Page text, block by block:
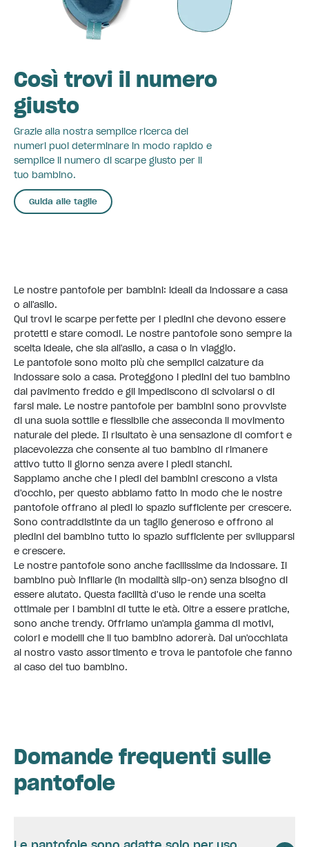
Così trovi il numero
giusto
Grazie alla nostra semplice ricerca dei
numeri puoi determinare in modo rapido e
semplice il numero di scarpe giusto per il
tuo bambino.
Guida alle taglie
Le nostre pantofole per bambini: ideali da indossare a casa
o all'asilo.
Qui trovi le scarpe perfette per i piedini che devono essere
protetti e stare comodi. Le nostre pantofole sono sempre la
scelta ideale, che sia all'asilo, a casa o in viaggio.
Le pantofole sono molto più che semplici calzature da
indossare solo a casa. Proteggono i piedini del tuo bambino
dal pavimento freddo e gli impediscono di scivolarsi o di
farsi male. Le nostre pantofole per bambini sono provviste
di una suola sottile e flessibile che asseconda il movimento
naturale del piede. Il risultato è una sensazione di comfort e
piacevolezza che consente al tuo bambino di rimanere
attivo tutto il giorno senza avere i piedi stanchi.
Sappiamo anche che i piedi dei bambini crescono a vista
d'occhio, per questo abbiamo fatto in modo che le nostre
pantofole offrano ai piedi lo spazio sufficiente per crescere.
Sono contraddistinte da un taglio generoso e offrono ai
piedini del bambino tutto lo spazio sufficiente per svilupparsi
e crescere.
Le nostre pantofole sono anche facilissime da indossare. Il
bambino può infilarle (in modalità slip-on) senza bisogno di
essere aiutato. Questa facilità d'uso le rende una scelta
ottimale per i bambini di tutte le età. Oltre a essere pratiche,
sono anche trendy. Offriamo un'ampia gamma di motivi,
colori e modelli che il tuo bambino adorerà. Dai un'occhiata
al nostro vasto assortimento e trova le pantofole che fanno
al caso del tuo bambino.
Domande frequenti sulle
pantofole